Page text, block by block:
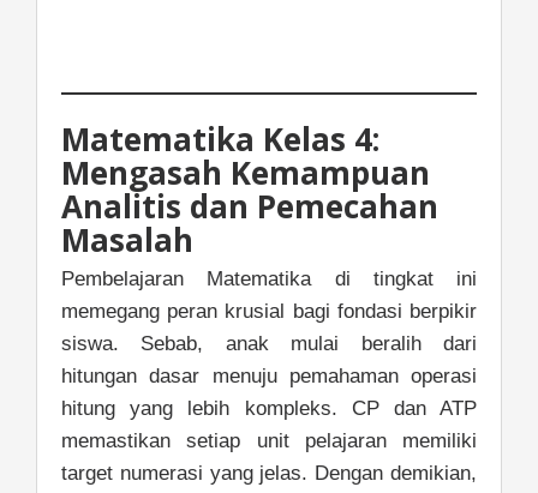
Matematika Kelas 4:
Mengasah Kemampuan
Analitis dan Pemecahan
Masalah
Pembelajaran Matematika di tingkat ini
memegang peran krusial bagi fondasi berpikir
siswa. Sebab, anak mulai beralih dari
hitungan dasar menuju pemahaman operasi
hitung yang lebih kompleks. CP dan ATP
memastikan setiap unit pelajaran memiliki
target numerasi yang jelas. Dengan demikian,